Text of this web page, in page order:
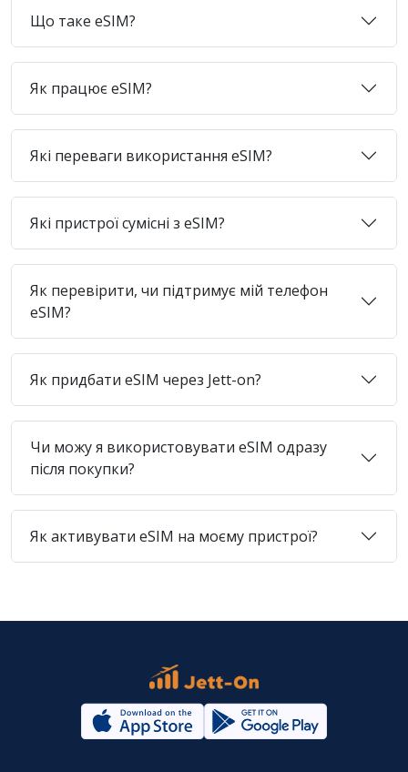
Що таке eSIM?
Як працює eSIM?
Які переваги використання eSIM?
Які пристрої сумісні з eSIM?
Як перевірити, чи підтримує мій телефон
eSIM?
Як придбати eSIM через Jett-on?
Чи можу я використовувати eSIM одразу
після покупки?
Як активувати eSIM на моєму пристрої?